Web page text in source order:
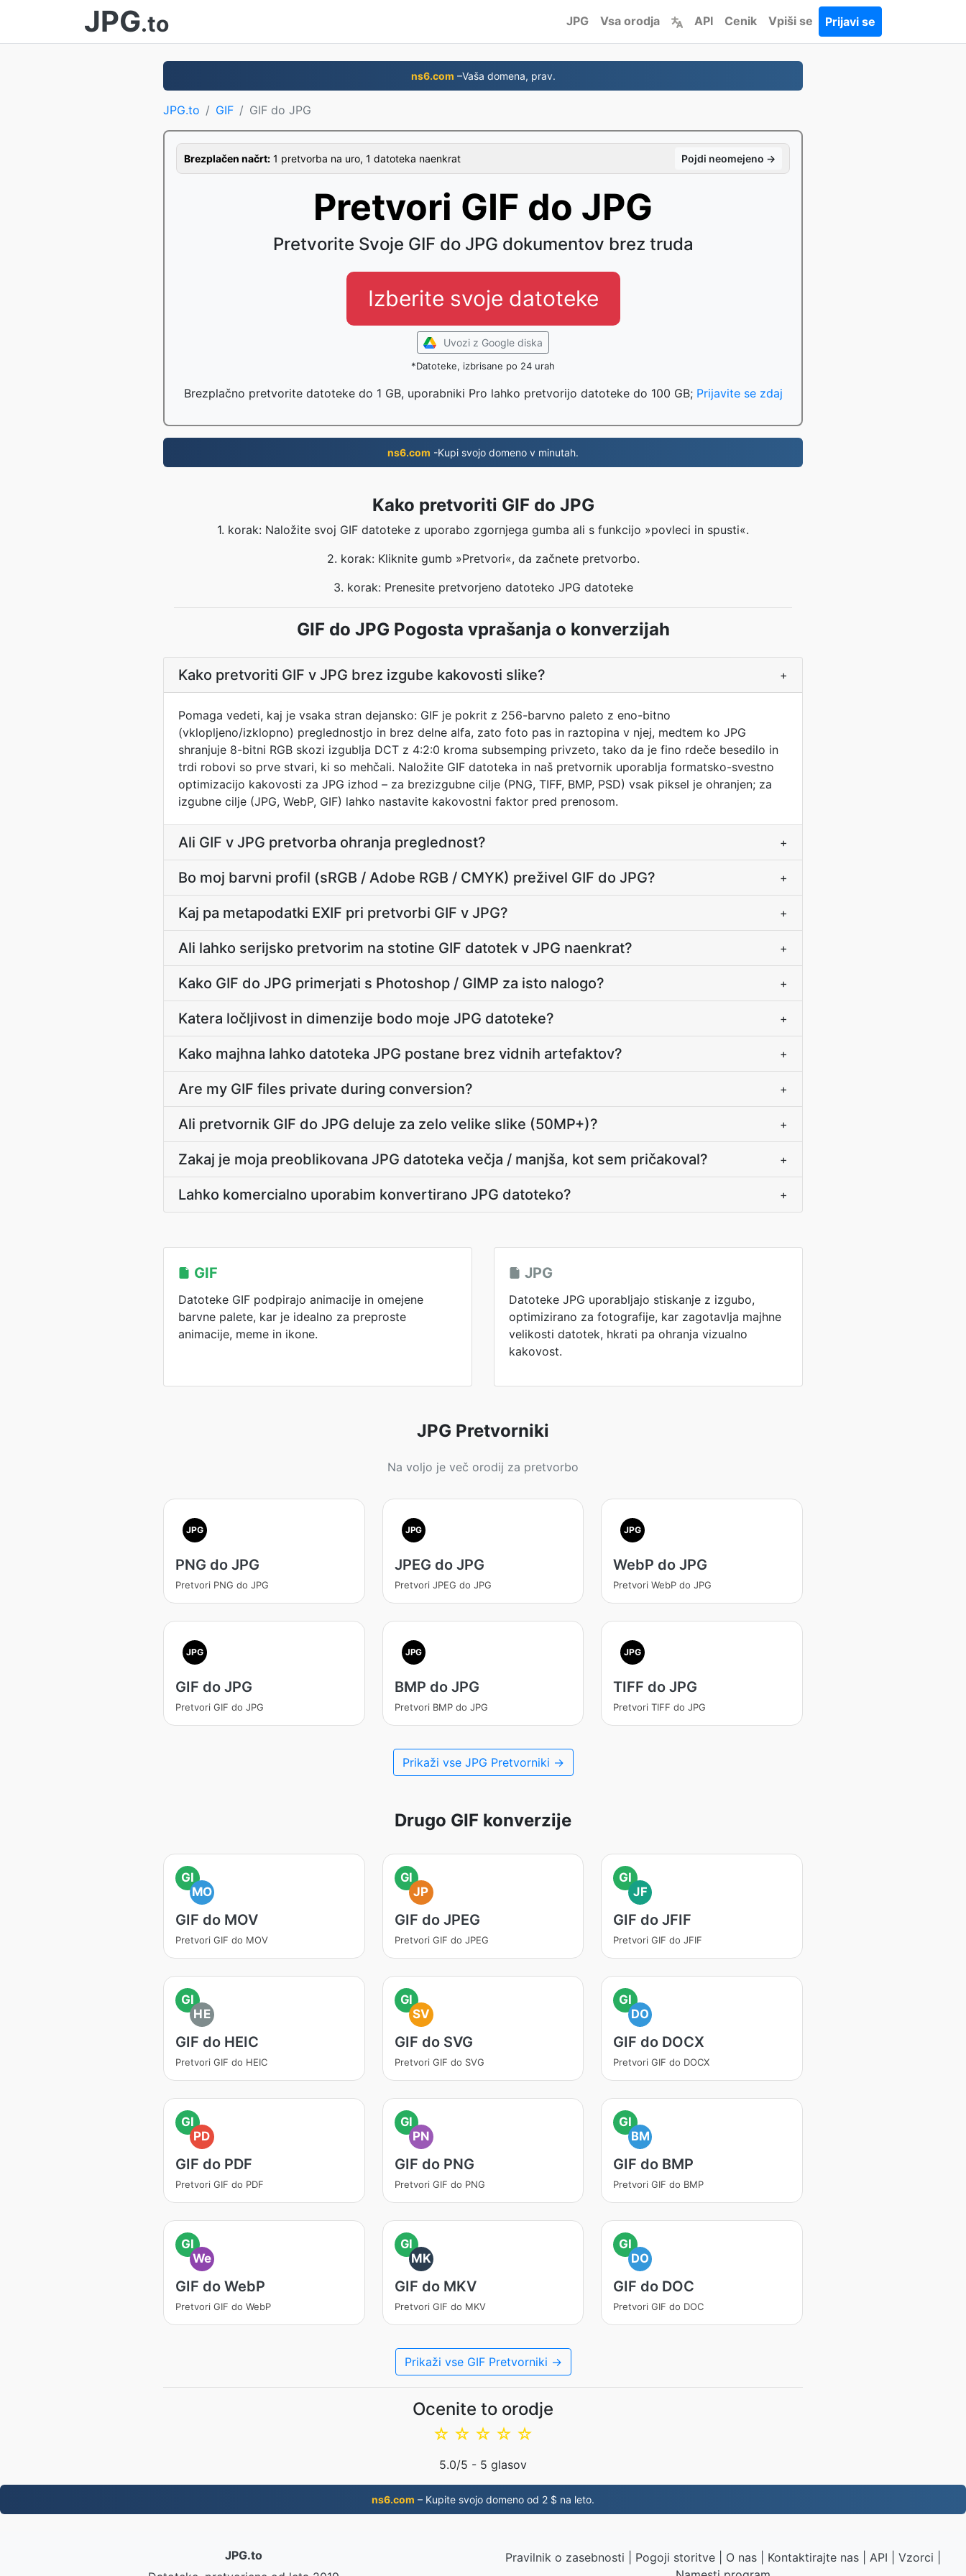
JPG.to JPG Vsa orodja API Cenik Vpiši se Prijavi se
ns6.com –Vaša domena, prav.
JPG.to GIF GIF do JPG
Brezplačen načrt: 1 pretvorba na uro, 1 datoteka naenkrat Pojdi neomejeno →
Pretvori GIF do JPG
Pretvorite Svoje GIF do JPG dokumentov brez truda
Izberite svoje datoteke
Uvozi z Google diska
*Datoteke, izbrisane po 24 urah
Brezplačno pretvorite datoteke do 1 GB, uporabniki Pro lahko pretvorijo datoteke do 100 GB; Prijavite se zdaj
ns6.com -Kupi svojo domeno v minutah.
Kako pretvoriti GIF do JPG
1. korak: Naložite svoj GIF datoteke z uporabo zgornjega gumba ali s funkcijo »povleci in spusti«.
2. korak: Kliknite gumb »Pretvori«, da začnete pretvorbo.
3. korak: Prenesite pretvorjeno datoteko JPG datoteke
GIF do JPG Pogosta vprašanja o konverzijah
Kako pretvoriti GIF v JPG brez izgube kakovosti slike? +
Pomaga vedeti, kaj je vsaka stran dejansko: GIF je pokrit z 256-barvno paleto z eno-bitno
(vklopljeno/izklopno) preglednostjo in brez delne alfa, zato foto pas in raztopina v njej, medtem ko JPG
shranjuje 8-bitni RGB skozi izgublja DCT z 4:2:0 kroma subsemping privzeto, tako da je fino rdeče besedilo in
trdi robovi so prve stvari, ki so mehčali. Naložite GIF datoteka in naš pretvornik uporablja formatsko-svestno
optimizacijo kakovosti za JPG izhod – za brezizgubne cilje (PNG, TIFF, BMP, PSD) vsak piksel je ohranjen; za
izgubne cilje (JPG, WebP, GIF) lahko nastavite kakovostni faktor pred prenosom.
Ali GIF v JPG pretvorba ohranja preglednost? +
Bo moj barvni profil (sRGB / Adobe RGB / CMYK) preživel GIF do JPG? +
Kaj pa metapodatki EXIF pri pretvorbi GIF v JPG? +
Ali lahko serijsko pretvorim na stotine GIF datotek v JPG naenkrat? +
Kako GIF do JPG primerjati s Photoshop / GIMP za isto nalogo? +
Katera ločljivost in dimenzije bodo moje JPG datoteke? +
Kako majhna lahko datoteka JPG postane brez vidnih artefaktov? +
Are my GIF files private during conversion? +
Ali pretvornik GIF do JPG deluje za zelo velike slike (50MP+)? +
Zakaj je moja preoblikovana JPG datoteka večja / manjša, kot sem pričakoval? +
Lahko komercialno uporabim konvertirano JPG datoteko? +
GIF
Datoteke GIF podpirajo animacije in omejene
barvne palete, kar je idealno za preproste
animacije, meme in ikone.
JPG
Datoteke JPG uporabljajo stiskanje z izgubo,
optimizirano za fotografije, kar zagotavlja majhne
velikosti datotek, hkrati pa ohranja vizualno
kakovost.
JPG Pretvorniki
Na voljo je več orodij za pretvorbo
JPG
PNG do JPG
Pretvori PNG do JPG
JPG
JPEG do JPG
Pretvori JPEG do JPG
JPG
WebP do JPG
Pretvori WebP do JPG
JPG
GIF do JPG
Pretvori GIF do JPG
JPG
BMP do JPG
Pretvori BMP do JPG
JPG
TIFF do JPG
Pretvori TIFF do JPG
Prikaži vse JPG Pretvorniki →
Drugo GIF konverzije
GI
MO
GIF do MOV
Pretvori GIF do MOV
GI
JP
GIF do JPEG
Pretvori GIF do JPEG
GI
JF
GIF do JFIF
Pretvori GIF do JFIF
GI
HE
GIF do HEIC
Pretvori GIF do HEIC
GI
SV
GIF do SVG
Pretvori GIF do SVG
GI
DO
GIF do DOCX
Pretvori GIF do DOCX
GI
PD
GIF do PDF
Pretvori GIF do PDF
GI
PN
GIF do PNG
Pretvori GIF do PNG
GI
BM
GIF do BMP
Pretvori GIF do BMP
GI
We
GIF do WebP
Pretvori GIF do WebP
GI
MK
GIF do MKV
Pretvori GIF do MKV
GI
DO
GIF do DOC
Pretvori GIF do DOC
Prikaži vse GIF Pretvorniki →
Ocenite to orodje
☆
☆
☆
☆
☆
5.0/5 - 5 glasov
ns6.com – Kupite svojo domeno od 2 $ na leto.
JPG.to
Pravilnik o zasebnosti Pogoji storitve| O nas| Kontaktirajte nas| API Vzorci